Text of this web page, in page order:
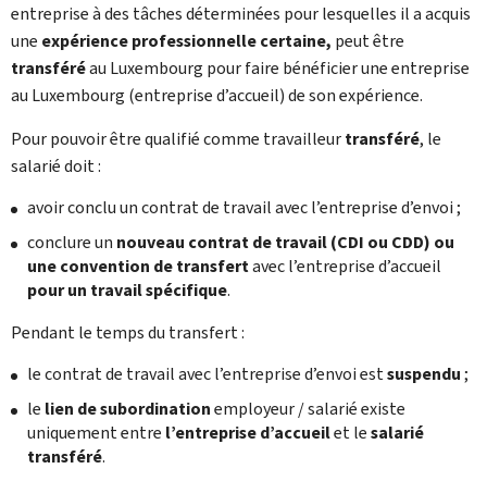
entreprise à des tâches déterminées pour lesquelles il a acquis
une expérience professionnelle certaine, peut être
transféréau Luxembourg pour faire bénéficier une entreprise
au Luxembourg (entreprise d’accueil) de son expérience.
Pour pouvoir être qualifié comme travailleurtransféré, le
salarié doit :
avoir conclu un contrat de travail avec l’entreprise d’envoi ;
conclure un nouveau contrat de travail (CDI ou CDD) ou
une convention de transfertavec l’entreprise d’accueil
pour un travail spécifique.
Pendant le temps du transfert :
le contrat de travail avec l’entreprise d’envoi estsuspendu;
le lien de subordinationemployeur / salarié existe
uniquement entre l’entreprise d’accueilet lesalarié
transféré.